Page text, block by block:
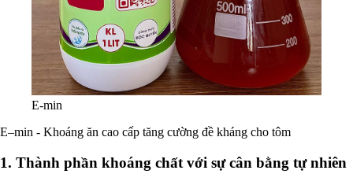
E-min
E–min - Khoáng ăn cao cấp tăng cường đề kháng cho tôm
1. Thành phần khoáng chất với sự cân bằng tự nhiên